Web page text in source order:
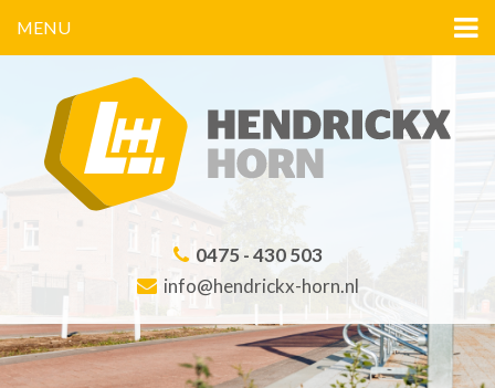
MENU
0475 - 430 503
info@hendrickx-horn.nl